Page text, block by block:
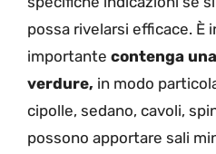
possa rivelarsi efficace. È
importante contenga
verdure, in modo
cipolle, sedano, cavoli,
possono apportare sali